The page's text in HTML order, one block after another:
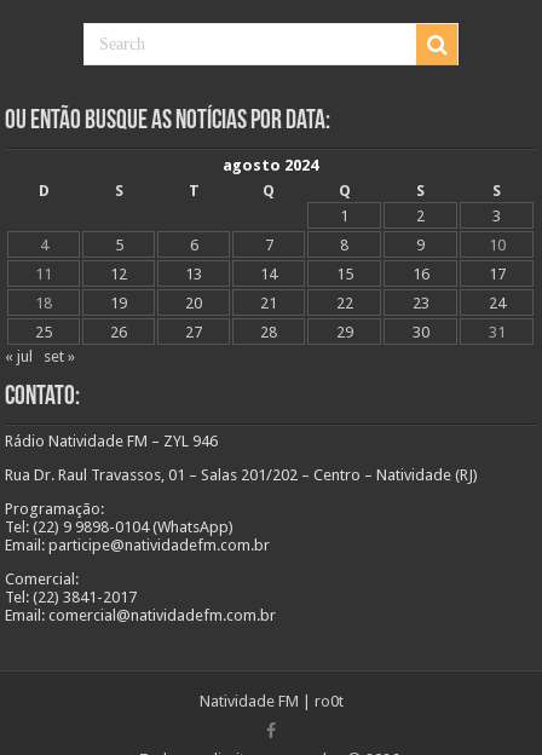
Ou Então Busque as Notícias Por Data:
agosto 2024
D
S T Q Q S
S
1
2
3
4
5 6 7 8 9
10
11
12 13 14 15 16
17
18
19 20 21 22 23
24
25
26 27 28 29 30
31
« jul
set »
Contato:
Rádio Natividade FM – ZYL 946
Rua Dr. Raul Travassos, 01 – Salas 201/202 – Centro – Natividade (RJ)
Programação:
Tel: (22) 9 9898-0104 (WhatsApp)
Email: participe@natividadefm.com.br
Comercial:
Tel: (22) 3841-2017
Email: comercial@natividadefm.com.br
Natividade FM ro0t